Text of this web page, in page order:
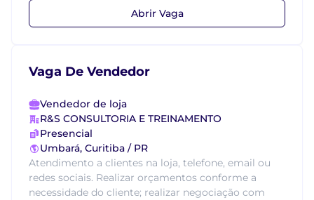
Abrir Vaga
Vaga De Vendedor
Vendedor de loja
R&S CONSULTORIA E TREINAMENTO
Presencial
Umbará, Curitiba / PR
Atendimento a clientes na loja, telefone, email ou
redes sociais. Realizar orçamentos conforme a
necessidade do cliente; realizar negociação com